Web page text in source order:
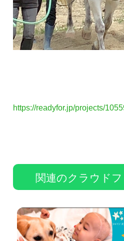
https://readyfor.jp/projects/
関連のクラウド